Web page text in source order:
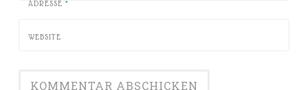
ADRESSE *
WEBSITE